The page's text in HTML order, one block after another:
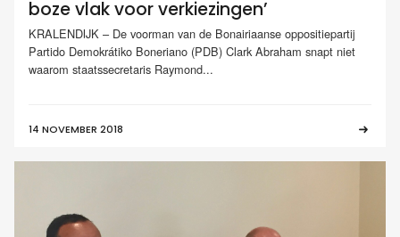
boze vlak voor verkiezingen’
KRALENDIJK – De voorman van de Bonairiaanse oppositiepartij
Partido Demokrátiko Boneriano (PDB) Clark Abraham snapt niet
waarom staatssecretaris Raymond...
14 NOVEMBER 2018